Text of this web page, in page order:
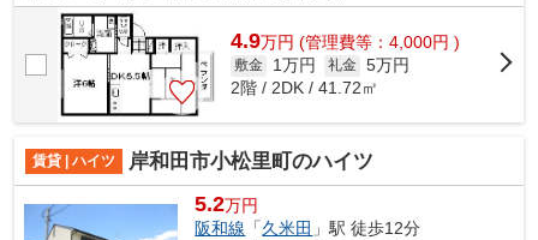
4.9万円 (管理費等：4,000円 )
敷金 1万円 礼金 5万円
2階 / 2DK / 41.72㎡
賃貸 | ハイツ 岸和田市小松里町のハイツ
5.2万円
阪和線 「久米田 」駅 徒歩12分